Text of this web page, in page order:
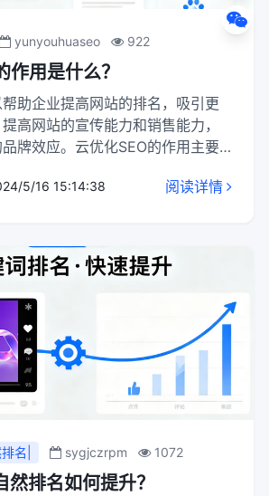
yunyouhuaseo 922
作用是什么？
助企业提高网站的排名，吸引更
高网站的宣传能力和销售能力，
牌效应。云优化SEO的作用主要
方面：1、高效计算能力和海量存储
了强大的计算能力和海量的存储
展性：云计算可以根据实际需求灵
足网站在不同时期的SEO需求。3、
计算的按需付费模式，网站可以
获得高质量的SEO服务。4、网站托
云计算提供了强大的托管能力，可
云服务器上，云服务器具有高可用
据流量负载自动调整资源分配。
供了全球性的分布式网络，可以
5/16 15:14:38 阅读详情
名| sygjczrpm 1072
然排名如何提升？